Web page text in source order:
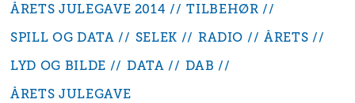
ÅRETS JULEGAVE 2014
TILBEHØR
SPILL OG DATA
SELEK RADIO
ÅRETS
LYD OG BILDE
DATA
DAB
ÅRETS JULEGAVE